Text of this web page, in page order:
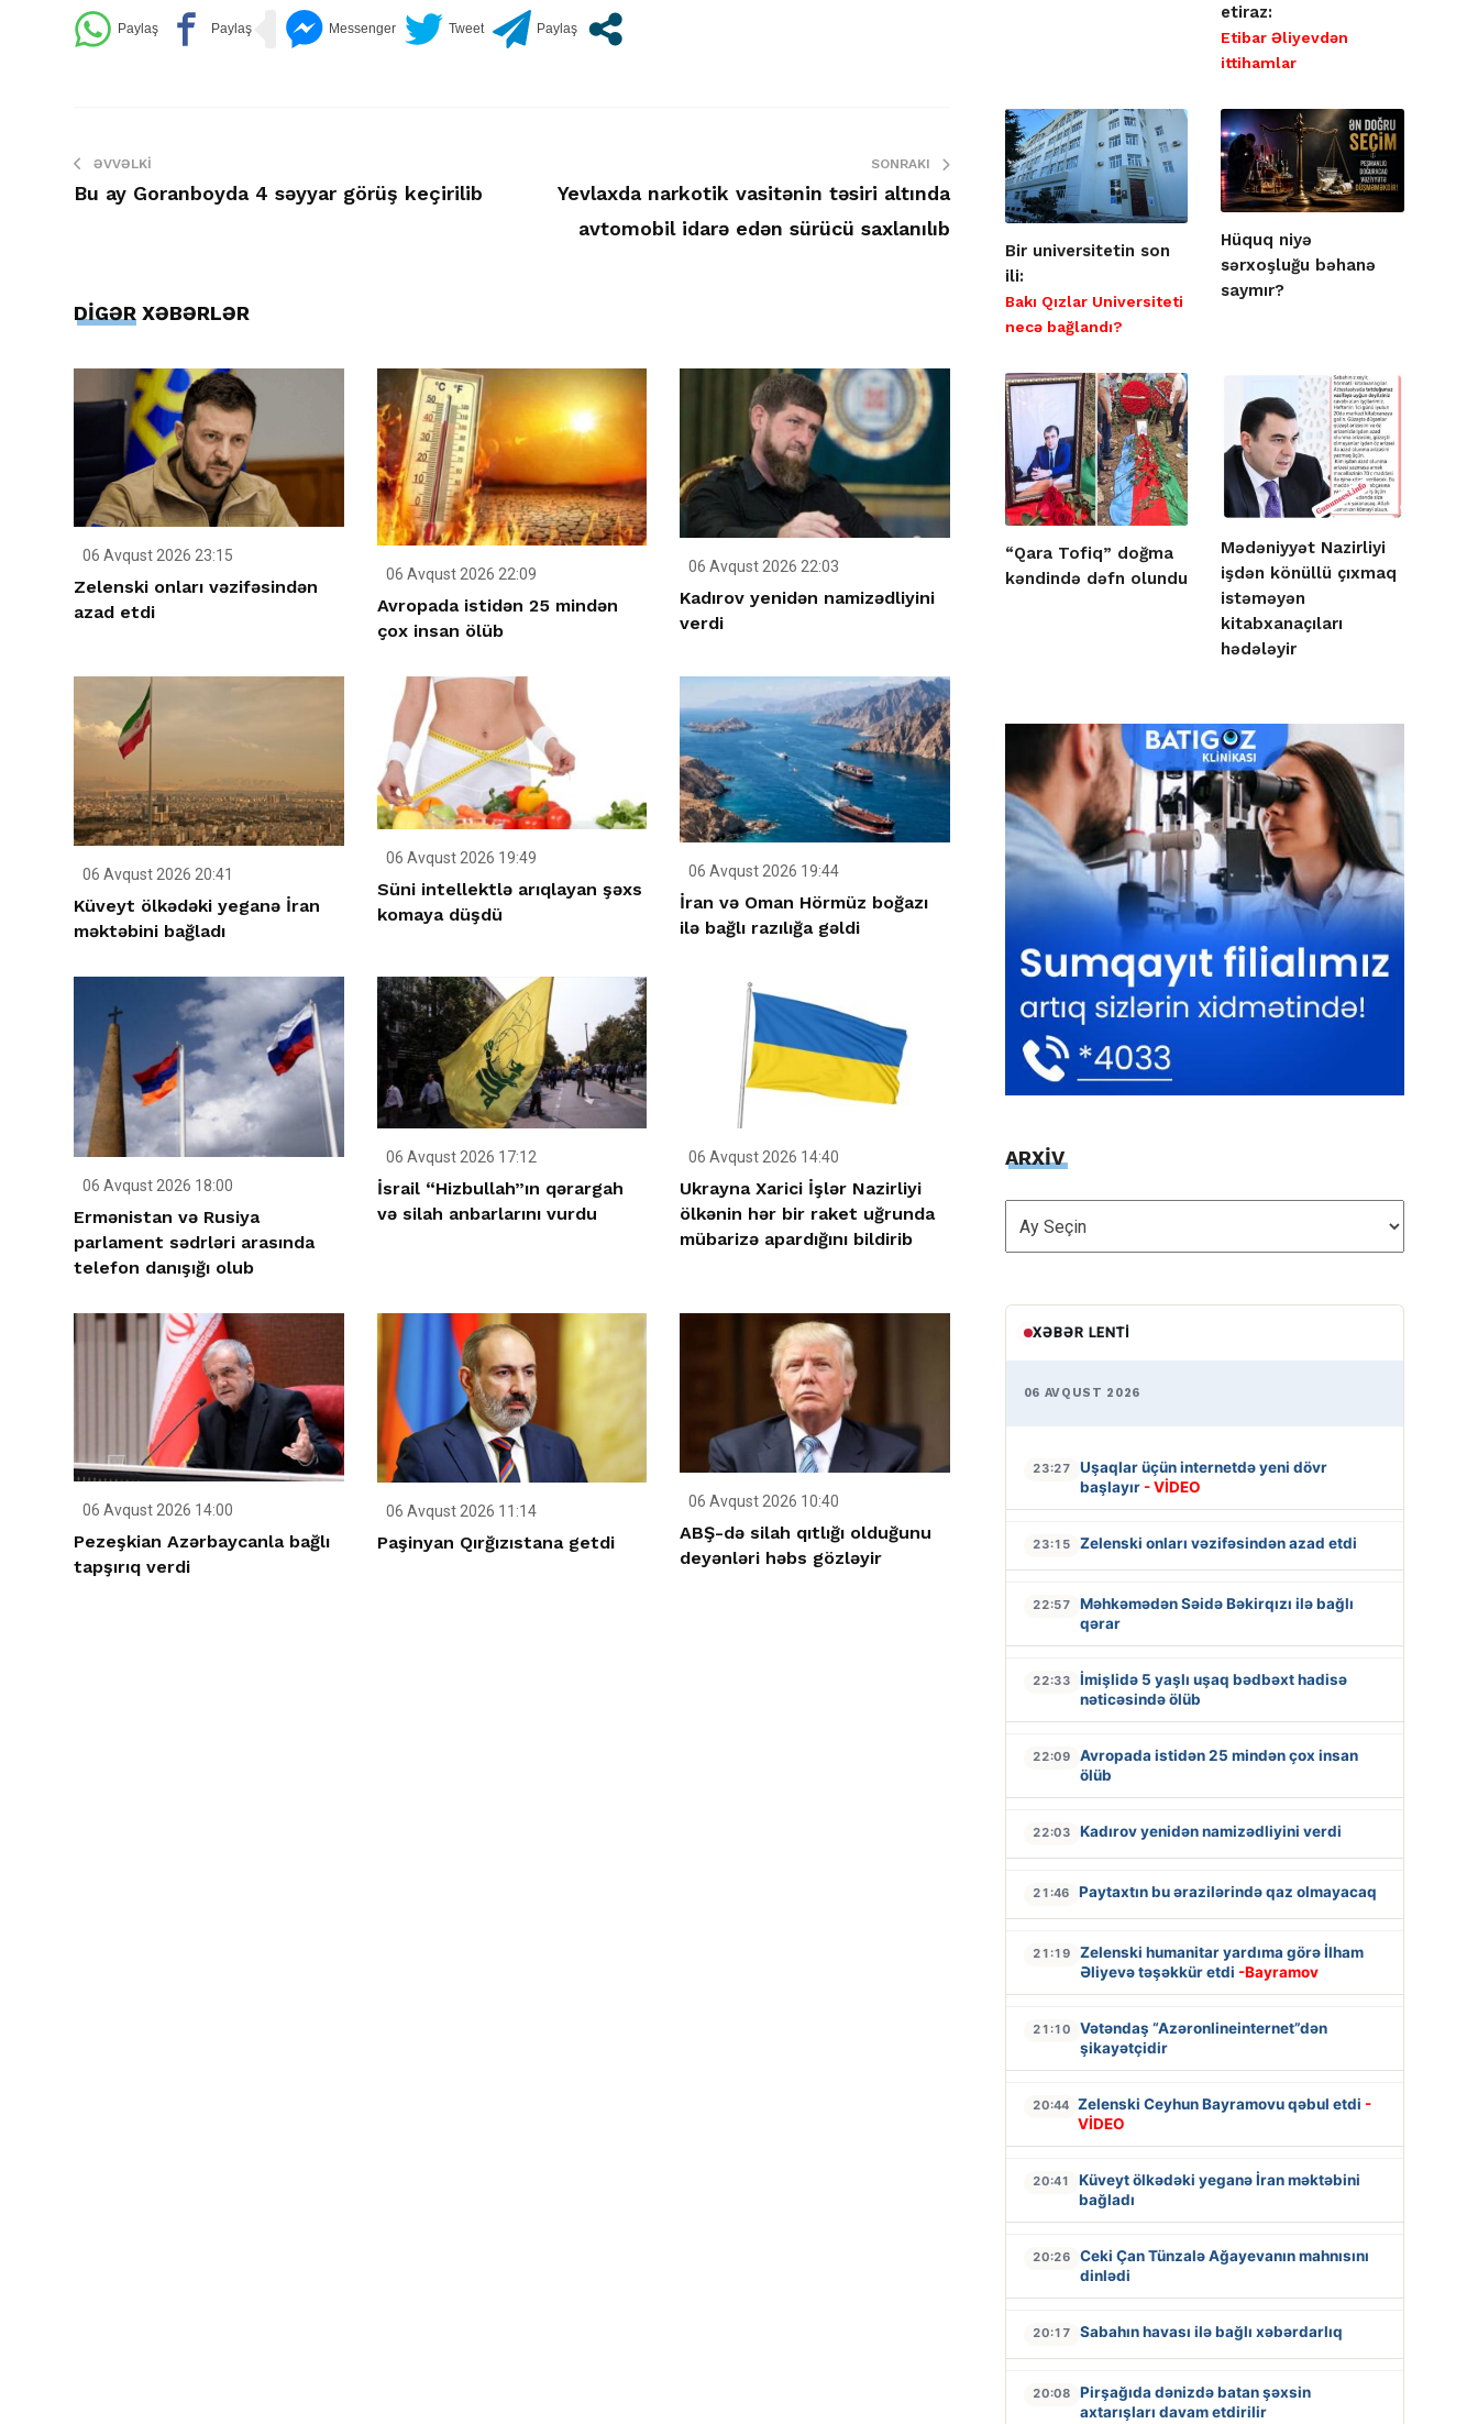
ƏVVƏLKI
Bu ay Goranboyda 4 səyyar görüş keçirilib
SONRAKI
Yevlaxda narkotik vasitənin təsiri altında
avtomobil idarə edən sürücü saxlanılıb
DİGƏR XƏBƏRLƏR
06 Avqust 2026 23:15
Zelenski onları vəzifəsindən
azad etdi
06 Avqust 2026 22:09
Avropada istidən 25 mindən
çox insan ölüb
06 Avqust 2026 22:03
Kadırov yenidən namizədliyini
verdi
06 Avqust 2026 20:41
Küveyt ölkədəki yeganə İran
məktəbini bağladı
06 Avqust 2026 19:49
Süni intellektlə arıqlayan şəxs
komaya düşdü
06 Avqust 2026 19:44
İran və Oman Hörmüz boğazı
ilə bağlı razılığa gəldi
06 Avqust 2026 18:00
Ermənistan və Rusiya
parlament sədrləri arasında
telefon danışığı olub
06 Avqust 2026 17:12
İsrail “Hizbullah”ın qərargah
və silah anbarlarını vurdu
06 Avqust 2026 14:40
Ukrayna Xarici İşlər Nazirliyi
ölkənin hər bir raket uğrunda
mübarizə apardığını bildirib
06 Avqust 2026 14:00
Pezeşkian Azərbaycanla bağlı
tapşırıq verdi
06 Avqust 2026 11:14
Paşinyan Qırğızıstana getdi
06 Avqust 2026 10:40
ABŞ-də silah qıtlığı olduğunu
deyənləri həbs gözləyir
etiraz:
Etibar Əliyevdən
ittihamlar
Bir universitetin son
ili:
Bakı Qızlar Universiteti
necə bağlandı?
Hüquq niyə
sərxoşluğu bəhanə
saymır?
“Qara Tofiq” doğma
kəndində dəfn olundu
Mədəniyyət Nazirliyi
işdən könüllü çıxmaq
istəməyən
kitabxanaçıları
hədələyir
ARXİV
ARXİV
XƏBƏR LENTI
06 AVQUST 2026
23:27
Uşaqlar üçün internetdə yeni dövr
başlayır - VİDEO
23:15 Zelenski onları vəzifəsindən azad etdi
22:57
Məhkəmədən Səidə Bəkirqızı ilə bağlı
qərar
22:33
İmişlidə 5 yaşlı uşaq bədbəxt hadisə
nəticəsində ölüb
22:09
Avropada istidən 25 mindən çox insan
ölüb
22:03 Kadırov yenidən namizədliyini verdi
21:46 Paytaxtın bu ərazilərində qaz olmayacaq
21:19
Zelenski humanitar yardıma görə İlham
Əliyevə təşəkkür etdi -Bayramov
21:10
Vətəndaş “Azəronlineinternet”dən
şikayətçidir
20:44 Zelenski Ceyhun Bayramovu qəbul etdi -
VİDEO
20:41
Küveyt ölkədəki yeganə İran məktəbini
bağladı
20:26
Ceki Çan Tünzalə Ağayevanın mahnısını
dinlədi
20:17 Sabahın havası ilə bağlı xəbərdarlıq
20:08
Pirşağıda dənizdə batan şəxsin
axtarışları davam etdirilir